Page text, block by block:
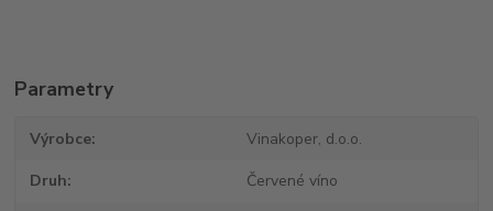
Parametry
Výrobce Vinakoper, d.o.o.
Druh Červené víno